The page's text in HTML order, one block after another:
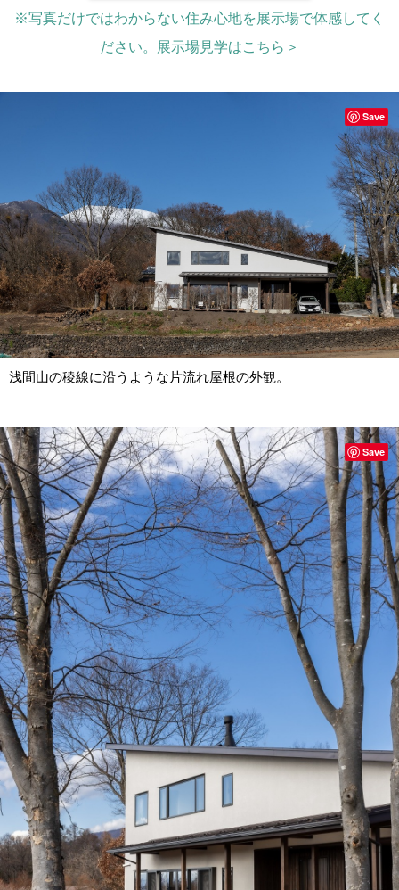
※写真だけではわからない住み心地を展示場で体感してく
ださい。展示場見学はこちら＞
浅間山の稜線に沿うような片流れ屋根の外観。
Save
Save